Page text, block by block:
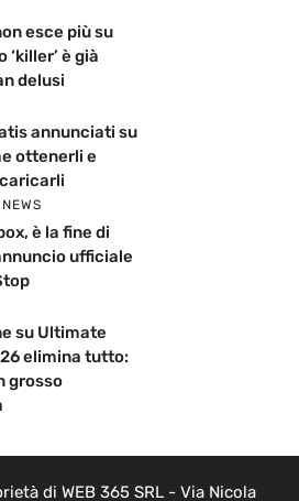
esce più su
‘killer’ è già
delusi
annunciati su
ottenerli e
NEWS
è la fine di
ufficiale
su Ultimate
elimina tutto:
grosso
di WEB 365 SRL - Via Nicola